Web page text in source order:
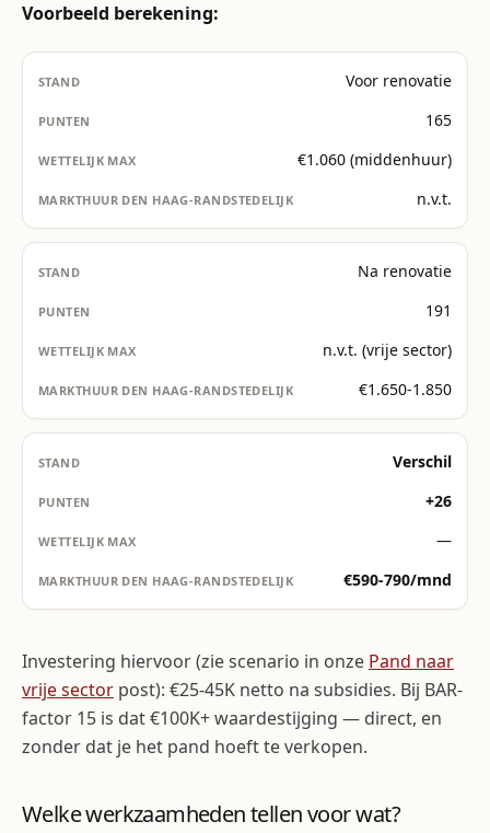
Voorbeeld berekening:
Voor renovatie
165
€1.060 (middenhuur)
n.v.t.
Na renovatie
191
n.v.t. (vrije sector)
€1.650-1.850
Verschil
+26
—
€590-790/mnd
Investering hiervoor (zie scenario in onze Pand naar
vrije sector post): €25-45K netto na subsidies. Bij BAR-
factor 15 is dat €100K+ waardestijging — direct, en
zonder dat je het pand hoeft te verkopen.
Welke werkzaamheden tellen voor wat?